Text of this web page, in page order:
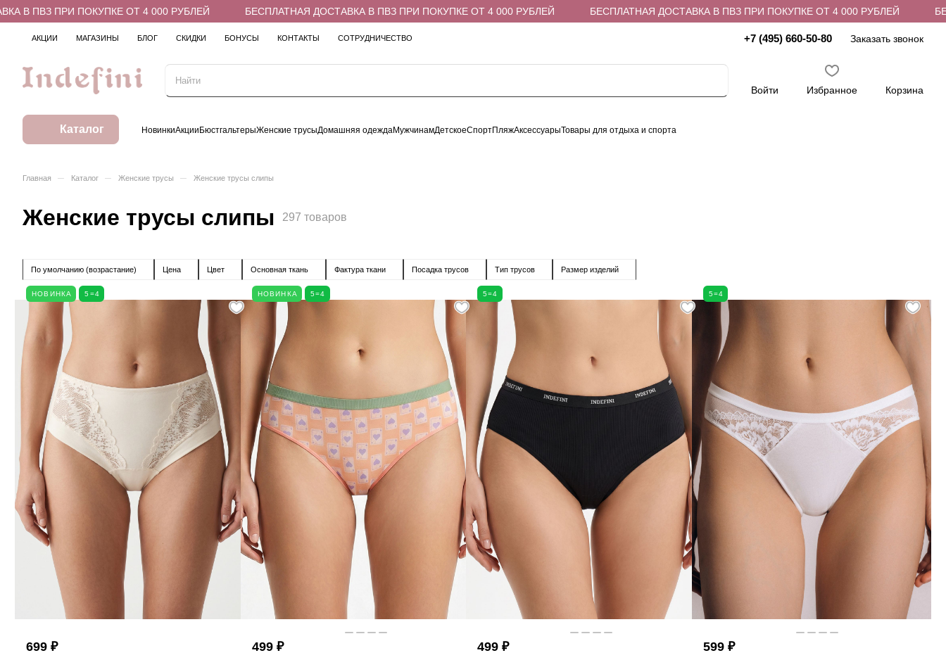
ОТ 4 000 РУБЛЕЙ БЕСПЛАТНАЯ ДОСТАВКА В ПВЗ ПРИ ПОКУПКЕ ОТ 4 000 РУБЛЕЙ БЕСПЛАТНАЯ ДОСТАВКА В ПВЗ ПРИ ПОКУПКЕ ОТ 4 000 РУБЛЕЙ БЕСПЛАТНАЯ
АКЦИИ МАГАЗИНЫ БЛОГ СКИДКИ БОНУСЫ КОНТАКТЫ СОТРУДНИЧЕСТВО +7 (495) 660-50-80 Заказать звонок
Войти Избранное Корзина
Каталог НовинкиАкцииБюстгальтерыЖенские трусыДомашняя одеждаМужчинамДетскоеСпортПляжАксессуарыТовары для отдыха и спорта
Главная – Каталог – Женские трусы – Женские трусы слипы
Женские трусы слипы 297 товаров
По умолчанию (возрастание) Цена Цвет Основная ткань Фактура ткани Посадка трусов Тип трусов Размер изделий
НОВИНКА 5=4
699 ₽
НОВИНКА 5=4
499 ₽
5=4
499 ₽
5=4
599 ₽